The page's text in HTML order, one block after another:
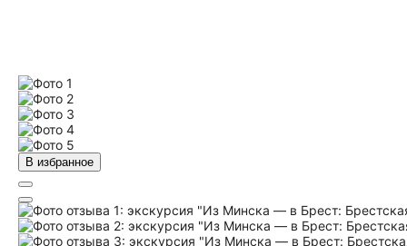
В избранное